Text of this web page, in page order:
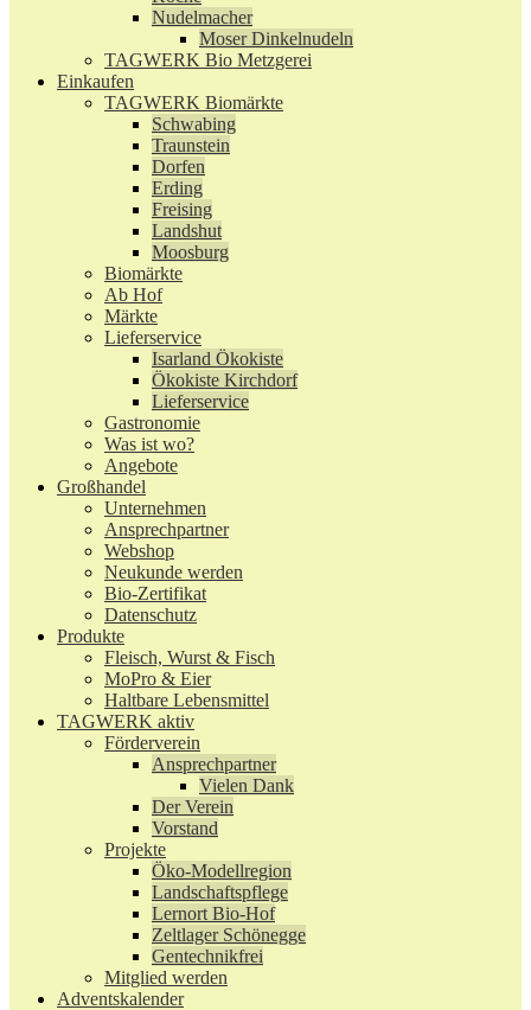
Nudelmacher
Moser Dinkelnudeln
TAGWERK Bio Metzgerei
Einkaufen
TAGWERK Biomärkte
Schwabing
Traunstein
Dorfen
Erding
Freising
Landshut
Moosburg
Biomärkte
Ab Hof
Märkte
Lieferservice
Isarland Ökokiste
Ökokiste Kirchdorf
Lieferservice
Gastronomie
Was ist wo?
Angebote
Großhandel
Unternehmen
Ansprechpartner
Webshop
Neukunde werden
Bio-Zertifikat
Datenschutz
Produkte
Fleisch, Wurst & Fisch
MoPro & Eier
Haltbare Lebensmittel
TAGWERK aktiv
Förderverein
Ansprechpartner
Vielen Dank
Der Verein
Vorstand
Projekte
Öko-Modellregion
Landschaftspflege
Lernort Bio-Hof
Zeltlager Schönegge
Gentechnikfrei
Mitglied werden
Adventskalender